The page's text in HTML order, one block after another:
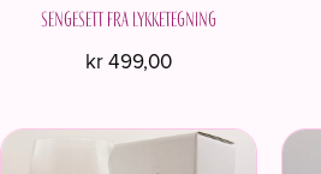
sengesett fra Lykketegning
kr499,00
produktet